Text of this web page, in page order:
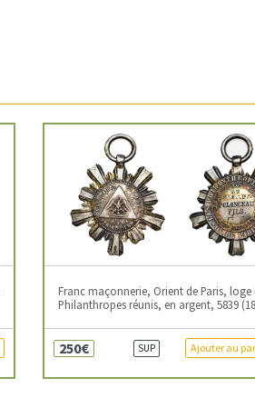
Franc maçonnerie, Orient de Paris, loge
Philanthropes réunis, en argent, 5839
250€ SUP Ajouter au